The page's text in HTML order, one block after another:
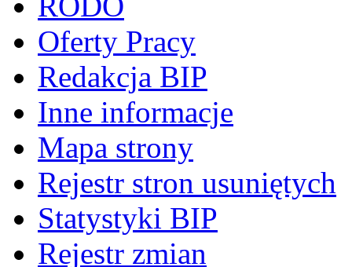
Oferty Pracy
Redakcja BIP
Inne informacje
Mapa strony
Rejestr stron usuniętych
Statystyki BIP
Rejestr zmian